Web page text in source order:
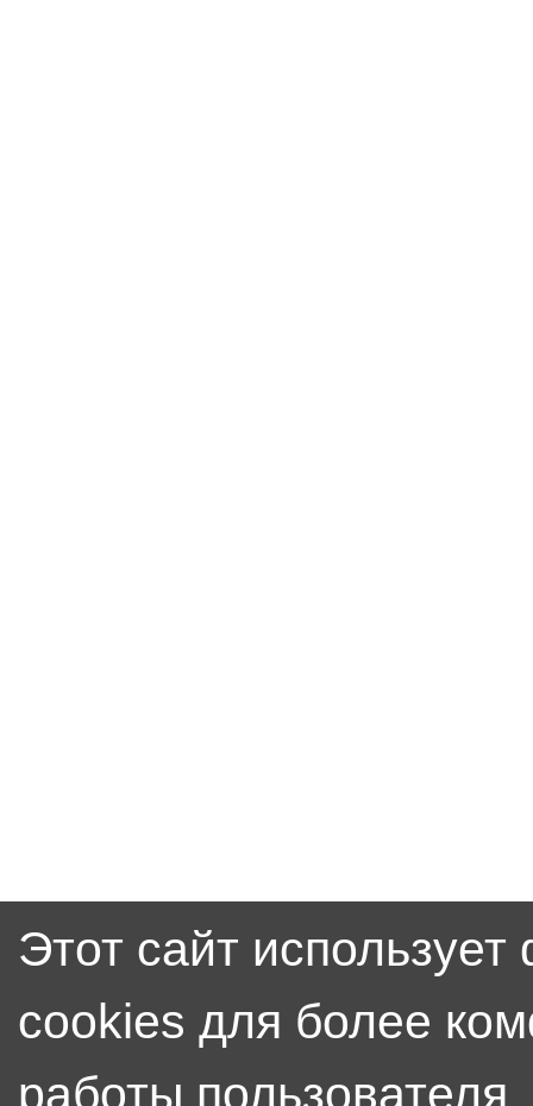
Этот сайт
cookies для более
работы пользователя.